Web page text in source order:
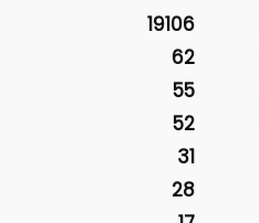
19106
62
55
52
31
28